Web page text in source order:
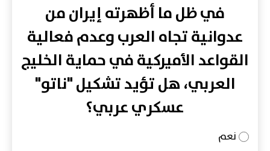
في ظل ما أظهرته إيران من
عدوانية تجاه العرب وعدم فعالية
القواعد الأميركية في حماية الخليج
العربي، هل تؤيد تشكيل "ناتو"
عسكري عربي؟
نعم